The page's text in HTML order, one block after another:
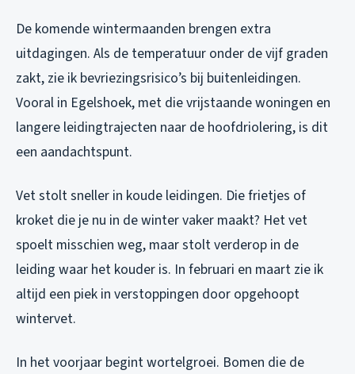
De komende wintermaanden brengen extra
uitdagingen. Als de temperatuur onder de vijf graden
zakt, zie ik bevriezingsrisico’s bij buitenleidingen.
Vooral in Egelshoek, met die vrijstaande woningen en
langere leidingtrajecten naar de hoofdriolering, is dit
een aandachtspunt.
Vet stolt sneller in koude leidingen. Die frietjes of
kroket die je nu in de winter vaker maakt? Het vet
spoelt misschien weg, maar stolt verderop in de
leiding waar het kouder is. In februari en maart zie ik
altijd een piek in verstoppingen door opgehoopt
wintervet.
In het voorjaar begint wortelgroei. Bomen die de